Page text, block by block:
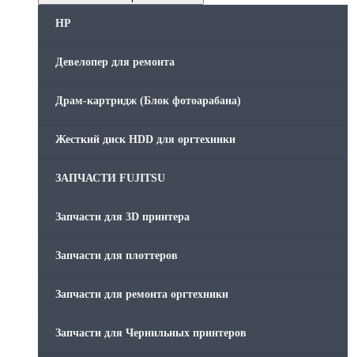
HP
Девелопер для ремонта
Драм-картридж (Блок фотоарабана)
Жесткий диск HDD для оргтехники
ЗАПЧАСТИ FUJITSU
Запчасти для 3D принтера
Запчасти для плоттеров
Запчасти для ремонта оргтехники
Запчасти для Чернильных принтеров